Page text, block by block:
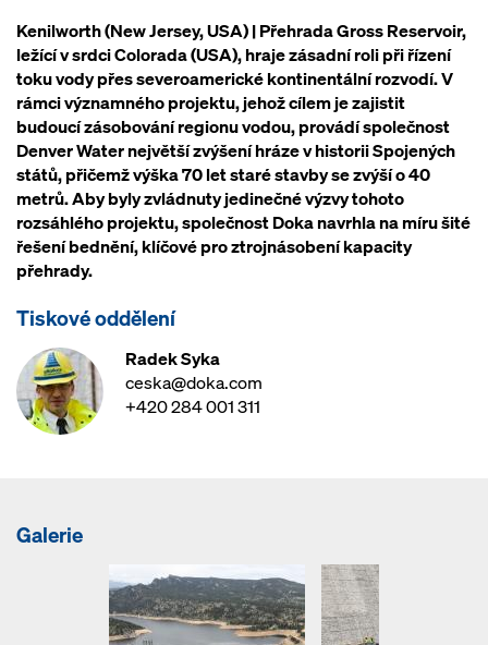
Kenilworth (New Jersey, USA)| Přehrada Gross Reservoir,
ležící v srdci Colorada (USA), hraje zásadní roli při řízení
toku vody přes severoamerické kontinentální rozvodí. V
rámci významného projektu, jehož cílem je zajistit
budoucí zásobování regionu vodou, provádí společnost
Denver Water největší zvýšení hráze v historii Spojených
států, přičemž výška 70 let staré stavby se zvýší o 40
metrů. Aby byly zvládnuty jedinečné výzvy tohoto
rozsáhlého projektu, společnost Doka navrhla na míru šité
řešení bednění, klíčové pro ztrojnásobení kapacity
přehrady.
Tiskové oddělení
Radek Syka
ceska@doka.com
+420 284 001 311
Galerie